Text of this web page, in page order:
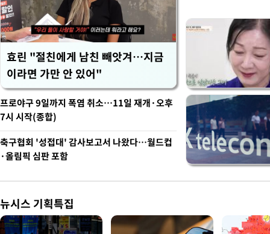
효린 "절친에게 남친 빼앗겨…지금
이라면 가만 안 있어"
프로야구 9일까지 폭염 취소…11일 재개·오후
7시 시작(종합)
축구협회 '성접대' 감사보고서 나왔다…월드컵
·올림픽 심판 포함
뉴시스 기획특집